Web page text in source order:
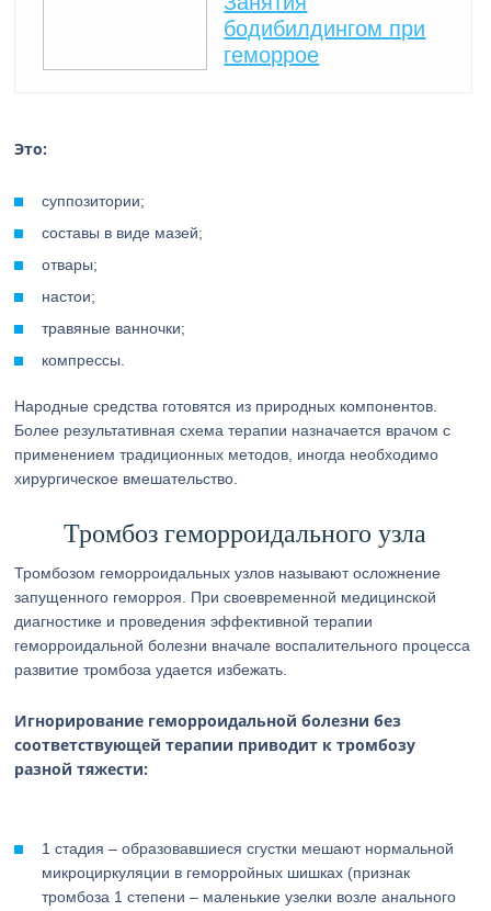
бодибилдингом при
геморрое
Это:
суппозитории;
составы в виде мазей;
отвары;
настои;
травяные ванночки;
компрессы.
Народные средства готовятся из природных компонентов.
Более результативная схема терапии назначается врачом с
применением традиционных методов, иногда необходимо
хирургическое вмешательство.
Тромбоз геморроидального узла
Тромбозом геморроидальных узлов называют осложнение
запущенного геморроя. При своевременной медицинской
диагностике и проведения эффективной терапии
геморроидальной болезни вначале воспалительного процесса
развитие тромбоза удается избежать.
Игнорирование геморроидальной болезни без
соответствующей терапии приводит к тромбозу
разной тяжести:
1 стадия – образовавшиеся сгустки мешают нормальной
микроциркуляции в геморройных шишках (признак
тромбоза 1 степени – маленькие узелки возле анального